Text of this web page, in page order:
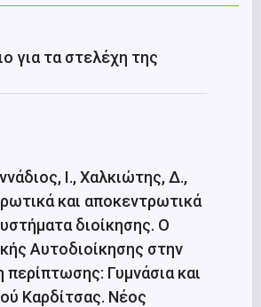
για τα στελέχη της
Ι., Χαλκιώτης, Δ.,
και αποκεντρωτικά
διοίκησης. Ο
Αυτοδιοίκησης στην
Γυμνάσια και
Καρδίτσας. Νέος